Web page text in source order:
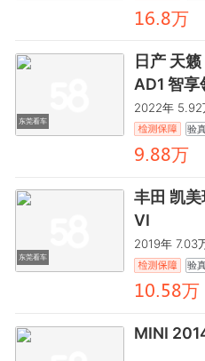
齤麣.鸺万
东莞看车
日产 天
AD1 智享
2022年 5.92
验
龒.鸺鸺万
东莞看车
丰田 凯
VI
2019年 7.03
验
齤餼.閏鸺万
MINI